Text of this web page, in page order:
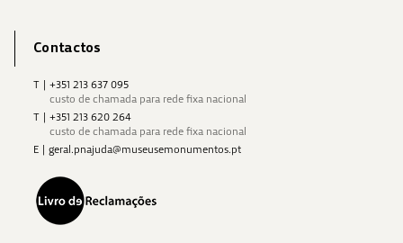
Contactos
T
+351 213 637 095
custo de chamada para rede fixa nacional
T
+351 213 620 264
custo de chamada para rede fixa nacional
E
geral.pnajuda@museusemonumentos.pt